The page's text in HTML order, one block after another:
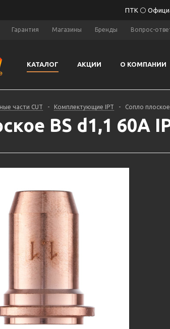
ПТК ⚪
Гарантия Магазины Бренды Вопрос-
КАТАЛОГ АКЦИИ О КОМПАНИИ
части CUT - Комплектующие IPT - Сопло
BS d1,1 60A